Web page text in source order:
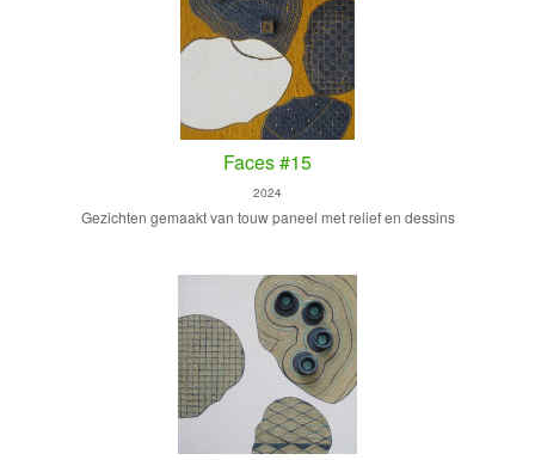
Faces #15
2024
Gezichten gemaakt van touw paneel met relief en dessins